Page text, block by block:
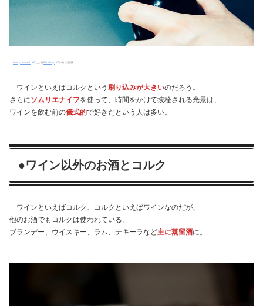
fancycrave1 によるPixabay からの画像
ワインといえばコルクという 刷り込みが大きいのだろう。
さらにソムリエナイフを使って、時間をかけて抜栓される光景は、
ワインを飲む前の儀式的で好きだという人は多い。
●ワイン以外のお酒とコルク
ワインといえばコルク、コルクといえばワインなのだが、
他のお酒でもコルクは使われている。
ブランデー、ウイスキー、ラム、テキーラなど主に蒸留酒に。